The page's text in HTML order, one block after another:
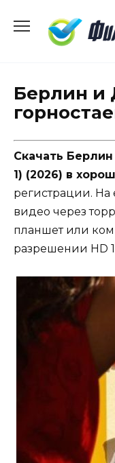
содержанию
Берлин и
Скачать
1) (2026) в
регистрации. На
видео через
планшет или
разрешении HD